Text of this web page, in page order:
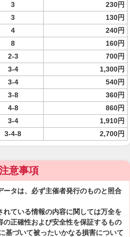
3 230円
3
130円
4
240円
8
160円
2-3
700円
3-4 1,300円
3-4
540円
3-8
360円
4-8
860円
3-4
1,910円
3-4-8 2,700円
意事項
ータは、必ず主催者発行のものと照合
れている情報の内容に関しては万全を
の正確性および安全性を保証するもの
基づいて被ったいかなる損害について